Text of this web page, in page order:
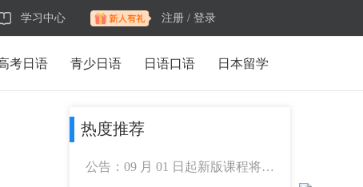
学习中心 注册 / 登录
考日语 青少日语 日语口语 日本留学
热度推荐
公告：09 月 01 日起新版课程将正